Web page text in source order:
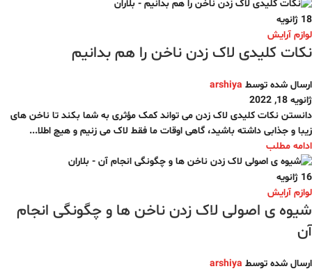
18 ژانویه
لوازم آرایش
نکات کلیدی لاک زدن ناخن را هم بدانیم
ارسال شده توسط arshiya
ژانویه 18, 2022
دانستن نکات کلیدی لاک زدن می تواند کمک مؤثری به شما بکند تا ناخن های
زیبا و جذابی داشته باشید، گاهی اوقات ما فقط لاک می زنیم و هیچ اطلا...
ادامه مطلب
16 ژانویه
لوازم آرایش
شیوه ی اصولی لاک زدن ناخن ها و چگونگی انجام
آن
ارسال شده توسط arshiya